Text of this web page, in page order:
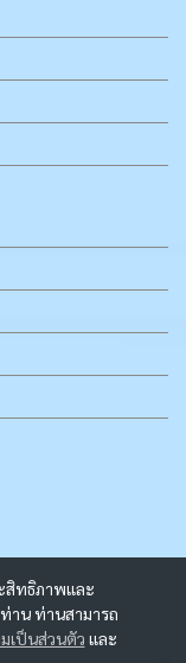
สิทธิภาพและ
าน ท่านสามารถ
เป็นส่วนตัว และ